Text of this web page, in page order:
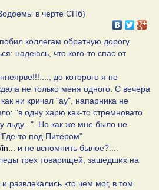
в черте СПб)
коллегам обратную дорогу.
надеюсь, что кого-то спас от
до которого я не
не только меня одного. С вечера
ни кричал "ау", напарника не
"в одну харю как-то стремновато
льду...". Но как же мне было не
то под Питером"
и не вспомнить былое?....
трех товарищей, зашедших на
развлекались кто чем мог, в том